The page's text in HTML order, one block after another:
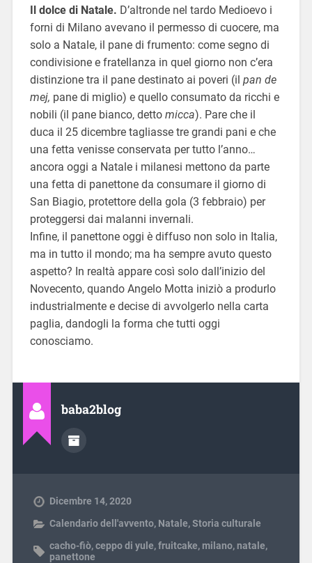
Il dolce di Natale. D’altronde nel tardo Medioevo i
forni di Milano avevano il permesso di cuocere, ma
solo a Natale, il pane di frumento: come segno di
condivisione e fratellanza in quel giorno non c’era
distinzione tra il pane destinato ai poveri (il pan de
mej, pane di miglio) e quello consumato da ricchi e
nobili (il pane bianco, detto micca). Pare che il
duca il 25 dicembre tagliasse tre grandi pani e che
una fetta venisse conservata per tutto l’anno…
ancora oggi a Natale i milanesi mettono da parte
una fetta di panettone da consumare il giorno di
San Biagio, protettore della gola (3 febbraio) per
proteggersi dai malanni invernali.
Infine, il panettone oggi è diffuso non solo in Italia,
ma in tutto il mondo; ma ha sempre avuto questo
aspetto? In realtà appare così solo dall’inizio del
Novecento, quando Angelo Motta iniziò a produrlo
industrialmente e decise di avvolgerlo nella carta
paglia, dandogli la forma che tutti oggi
conosciamo.
baba2blog
Dicembre 14, 2020
Calendario dell'avvento, Natale,Storia culturale
cacho-fiò,ceppo di yule,fruitcake, milano,natale,
panettone